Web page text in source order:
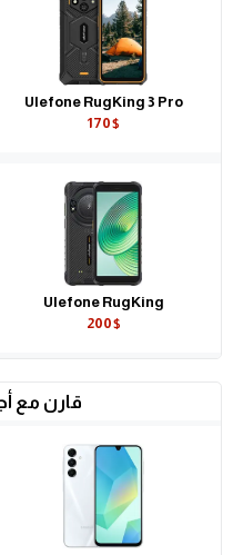
Ulefone RugKing 3 Pro
170$
Ulefone RugKing
200$
قارن مع